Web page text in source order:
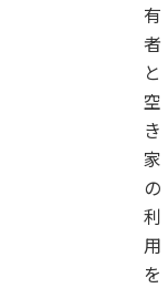
有
者
と
空
き
家
の
利
用
を